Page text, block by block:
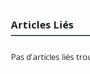
Articles Liés
Pas d'articles liés